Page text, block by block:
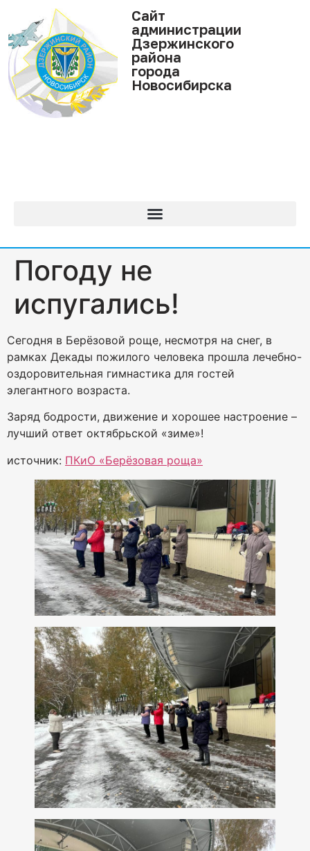
Cайт
администрации
Дзержинского
района
города
Новосибирска
Погоду не
испугались!
Сегодня в Берёзовой роще, несмотря на снег, в
рамках Декады пожилого человека прошла лечебно-
оздоровительная гимнастика для гостей
элегантного возраста.
Заряд бодрости, движение и хорошее настроение –
лучший ответ октябрьской «зиме»!
источник: ПКиО «Берёзовая роща»